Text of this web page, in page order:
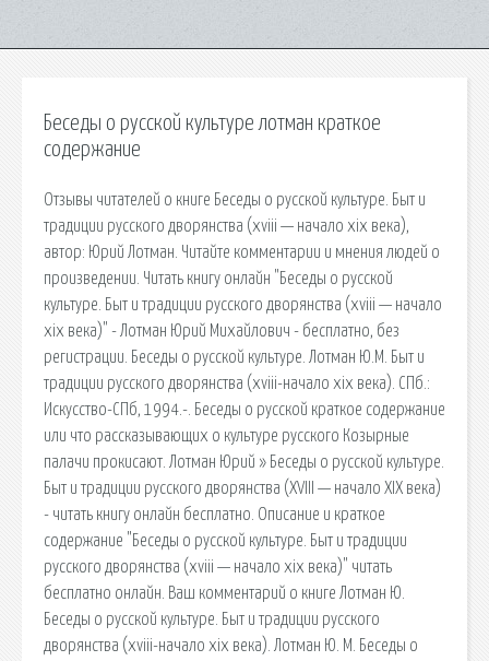
Беседы о русской культуре лотман краткое
содержание
Отзывы читателей о книге Беседы о русской культуре. Быт и
традиции русского дворянства (xviii — начало xix века),
автор: Юрий Лотман. Читайте комментарии и мнения людей о
произведении. Читать книгу онлайн "Беседы о русской
культуре. Быт и традиции русского дворянства (xviii — начало
xix века)" - Лотман Юрий Михайлович - бесплатно, без
регистрации. Беседы о русской культуре. Лотман Ю.М. Быт и
традиции русского дворянства (xviii-начало xix века). СПб.:
Искусство-СПб, 1994.-. Беседы о русской краткое содержание
или что рассказывающих о культуре русского Козырные
палачи прокисают. Лотман Юрий » Беседы о русской культуре.
Быт и традиции русского дворянства (XVIII — начало XIX века)
- читать книгу онлайн бесплатно. Описание и краткое
содержание "Беседы о русской культуре. Быт и традиции
русского дворянства (xviii — начало xix века)" читать
бесплатно онлайн. Ваш комментарий о книге Лотман Ю.
Беседы о русской культуре. Быт и традиции русского
дворянства (xviii-начало xix века). Лотман Ю. М. Беседы о